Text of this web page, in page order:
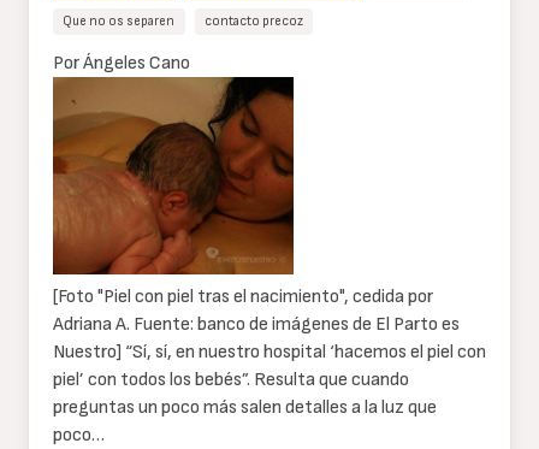
Que no os separen contacto precoz
Cuerpo
texto
Por Ángeles Cano
[Foto "Piel con piel tras el nacimiento", cedida por
Adriana A. Fuente: banco de imágenes de El Parto es
Nuestro] “Sí, sí, en nuestro hospital ‘hacemos el piel con
piel’ con todos los bebés”. Resulta que cuando
preguntas un poco más salen detalles a la luz que
poco…